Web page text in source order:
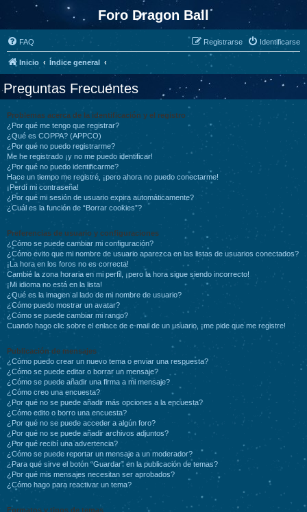
Foro Dragon Ball
FAQ Identificarse
Registrarse
Inicio Índice general
Preguntas Frecuentes
Problemas acerca de la identificación y el registro
¿Por qué me tengo que registrar?
¿Qué es COPPA? (APPCO)
¿Por qué no puedo registrarme?
Me he registrado ¡y no me puedo identificar!
¿Por qué no puedo identificarme?
Hace un tiempo me registré, ¡pero ahora no puedo conectarme!
¡Perdí mi contraseña!
¿Por qué mi sesión de usuario expira automáticamente?
¿Cuál es la función de “Borrar cookies”?
Preferencias de usuario y configuraciones
¿Cómo se puede cambiar mi configuración?
¿Cómo evito que mi nombre de usuario aparezca en las listas de usuarios conectados?
¡La hora en los foros no es correcta!
Cambié la zona horaria en mi perfil, ¡pero la hora sigue siendo incorrecto!
¡Mi idioma no está en la lista!
¿Qué es la imagen al lado de mi nombre de usuario?
¿Cómo puedo mostrar un avatar?
¿Cómo se puede cambiar mi rango?
Cuando hago clic sobre el enlace de e-mail de un usuario, ¡me pide que me registre!
Publicación de mensajes
¿Cómo puedo crear un nuevo tema o enviar una respuesta?
¿Cómo se puede editar o borrar un mensaje?
¿Cómo se puede añadir una firma a mi mensaje?
¿Cómo creo una encuesta?
¿Por qué no se puede añadir más opciones a la encuesta?
¿Cómo edito o borro una encuesta?
¿Por qué no se puede acceder a algún foro?
¿Por qué no se puede añadir archivos adjuntos?
¿Por qué recibí una advertencia?
¿Cómo se puede reportar un mensaje a un moderador?
¿Para qué sirve el botón “Guardar” en la publicación de temas?
¿Por qué mis mensajes necesitan ser aprobados?
¿Cómo hago para reactivar un tema?
Formatos y tipos de temas